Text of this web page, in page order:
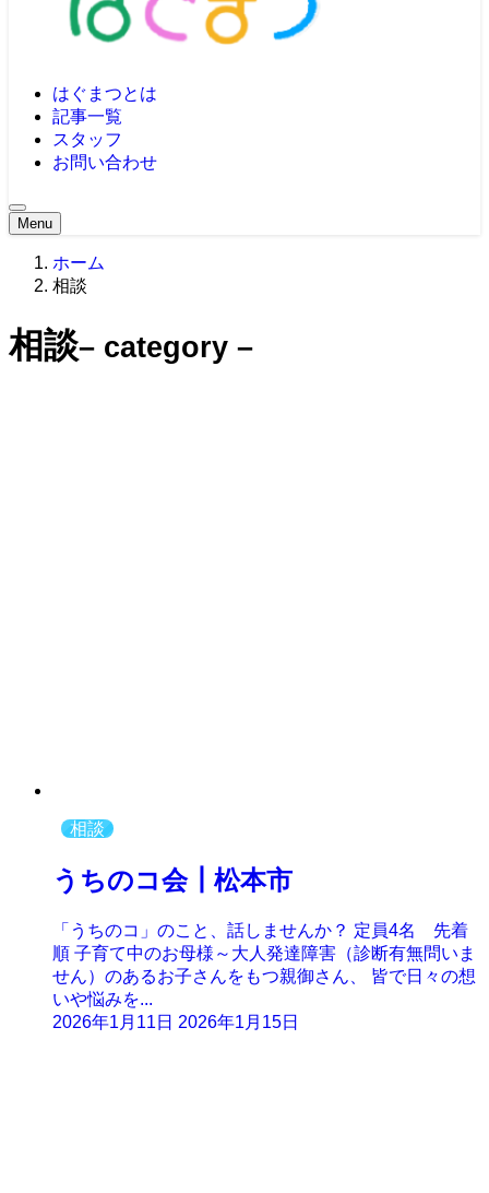
はぐまつとは
記事一覧
スタッフ
お問い合わせ
Menu
ホーム
相談
相談– category –
相談
うちのコ会┃松本市
「うちのコ」のこと、話しませんか？ 定員4名 先着
順 子育て中のお母様～大人発達障害（診断有無問いま
せん）のあるお子さんをもつ親御さん、 皆で日々の想
いや悩みを...
2026年1月11日 2026年1月15日